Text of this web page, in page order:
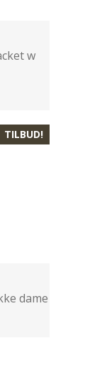
w
TILBUD!
dame